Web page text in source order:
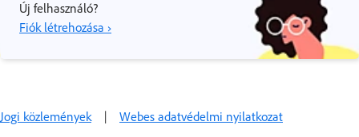
Új felhasználó?
Fiók létrehozása ›
Jogi közlemények| Webes adatvédelmi nyilatkozat